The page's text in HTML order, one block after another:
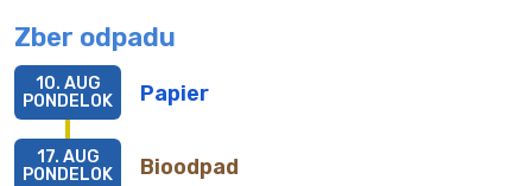
Zber odpadu
Papier
10. AUG
PONDELOK
Bioodpad
17. AUG
PONDELOK